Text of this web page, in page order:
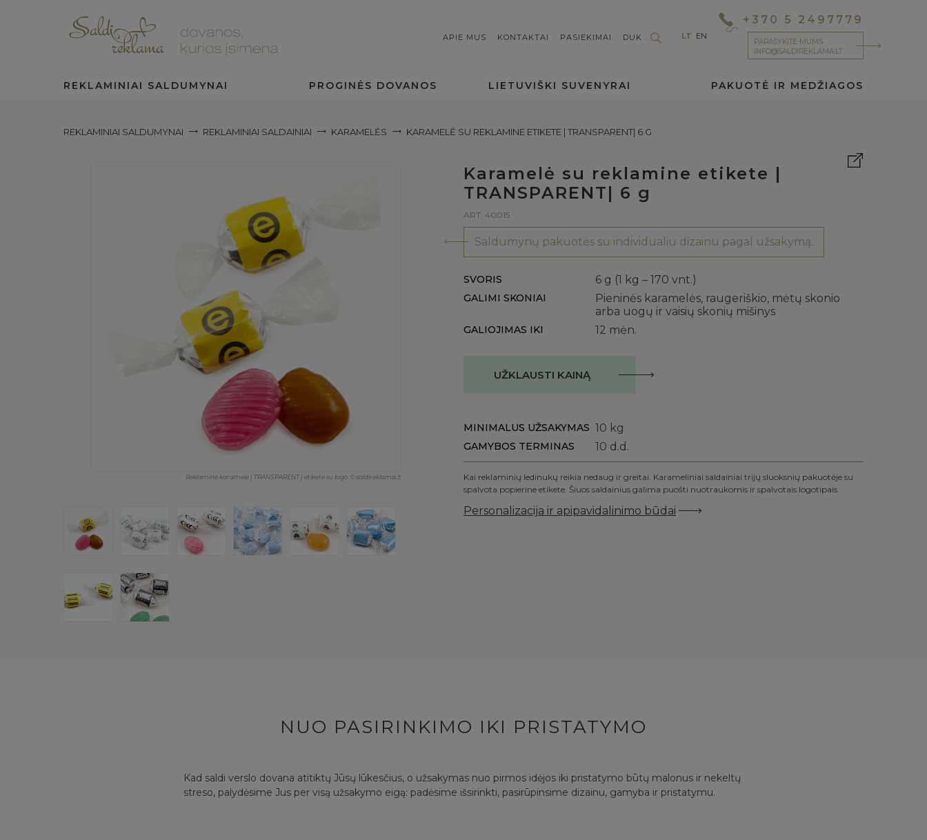
APIE MUS KONTAKTAI PASIEKIMAI DUK LT EN
+370 5 2497779
PARAŠYKITE MUMS
INFO@SALDIREKLAMA.LT
REKLAMINIAI SALDUMYNAI PROGINĖS DOVANOS LIETUVIŠKI SUVENYRAI PAKUOTĖ IR MEDŽIAGOS
REKLAMINIAI SALDUMYNAI REKLAMINIAI SALDAINIAI KARAMELĖS KARAMELĖ SU REKLAMINE ETIKETE | TRANSPARENT| 6 G
Reklaminė karamelė | TRANSPARENT | etiketė su logo © saldireklama.lt
Karamelė su reklamine etikete |
TRANSPARENT| 6 g
ART. 40015
Saldumynų pakuotės su individualiu dizainu pagal užsakymą.
SVORIS 6 g (1 kg – 170 vnt.)
GALIMI SKONIAI
Pieninės karamelės, raugeriškio, mėtų skonio
arba uogų ir vaisių skonių mišinys
GALIOJIMAS IKI 12 mėn.
UŽKLAUSTI KAINĄ
MINIMALUS UŽSAKYMAS 10 kg
GAMYBOS TERMINAS 10 d.d.
Kai reklaminių ledinukų reikia nedaug ir greitai. Karameliniai saldainiai trijų sluoksnių pakuotėje su
spalvota popierine etikete. Šiuos saldainius galima puošti nuotraukomis ir spalvotais logotipais.
Personalizacija ir apipavidalinimo būdai
NUO PASIRINKIMO IKI PRISTATYMO
Kad saldi verslo dovana atitiktų Jūsų lūkesčius, o užsakymas nuo pirmos idėjos iki pristatymo būtų malonus ir nekeltų
streso, palydėsime Jus per visą užsakymo eigą: padėsime išsirinkti, pasirūpinsime dizainu, gamyba ir pristatymu.